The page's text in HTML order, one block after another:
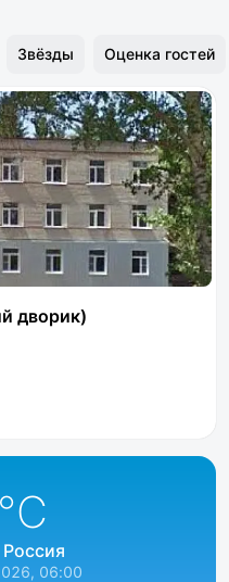
Звёзды Оценка гостей
дворик)
°C
06:00